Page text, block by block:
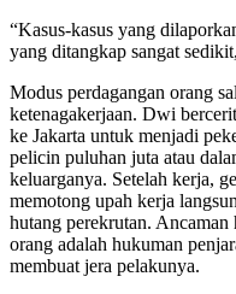
“Kasus-kasus yang
yang ditangkap sangat
Modus perdagangan orang
ketenagakerjaan. Dwi
ke Jakarta untuk menjadi
pelicin puluhan juta atau
keluarganya. Setelah kerja,
memotong upah kerja
hutang perekrutan.
orang adalah hukuman
membuat jera pelakunya.